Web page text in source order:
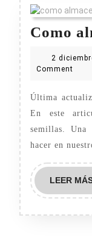
Como
2
Comment
Última
En este
semillas. Una
hacer en
LEER